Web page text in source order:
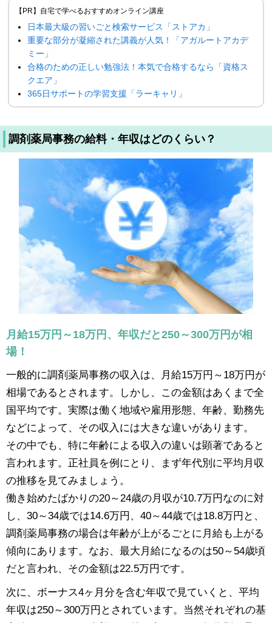
【PR】自宅で学べるおすすめオンライン講座
日本最大級の習いごと検索サービス「ストアカ」
重要な部分が凝縮された講義が人気！「アガルートアカデ
ミー」
合格のための正しい勉強法！本気で合格するなら「資格ス
クエア」
365日サポートの学習支援「ラーキャリ」
調剤薬局事務の給料・年収はどのくらい？
月給15万円～18万円、年収だと250～300万円が相
場！
一般的に調剤薬局事務の収入は、月給15万円～18万円が
相場であるとされます。しかし、この金額はあくまで全
国平均です。実際は働く地域や雇用形態、年齢、勤務先
などによって、その収入には大きな違いがあります。
その中でも、特に年齢による収入の違いは顕著であると
言われます。正社員を例にとり、まず年代別に平均月収
の推移を見てみましょう。
働き始めたばかりの20～24歳の月収が10.7万円なのに対
し、30～34歳では14.6万円、40～44歳では18.8万円と、
調剤薬局事務の場合は年齢が上がるごとに月給も上がる
傾向にあります。なお、最大月給になるのは50～54歳頃
だと言われ、その金額は22.5万円です。
次に、ボーナス4ヶ月分を含む年収で見ていくと、平均
年収は250～300万円とされています。当然それぞれの基